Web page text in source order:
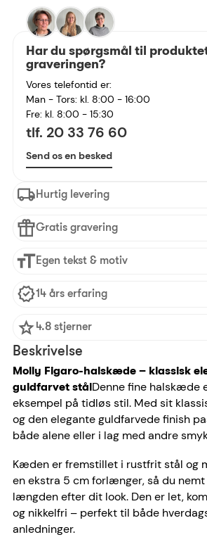
Har du spørgsmål til
graveringen?
Vores telefontid er:
Man - Tors: kl. 8:00 - 16:00
Fre: kl. 8:00 - 15:30
tlf. 20 33 76 60
Send os en besked
Hurtig levering
Gratis gravering
Egen tekst & motiv
14 års erfaring
4.8 stjerner
Beskrivelse
Molly Figaro-halskæde – klassisk
guldfarvet stålDenne fine halskæde
eksempel på tidløs stil. Med sit
og den elegante guldfarvede finish
både alene eller i lag med andre
Kæden er fremstillet i rustfrit stål og
en ekstra 5 cm forlænger, så du
længden efter dit look. Den er let,
og nikkelfri – perfekt til både
anledninger.